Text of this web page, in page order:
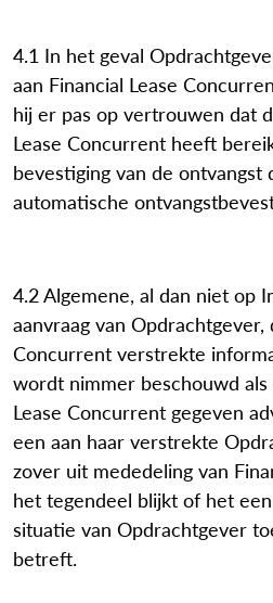
4.1 In het geval
aan Financial Lease
hij er pas op vertrouwen dat
Lease Concurrent heeft
bevestiging van de ontvangst
automatische
4.2 Algemene, al dan niet op
aanvraag van Opdrachtgever,
Concurrent verstrekte
wordt nimmer beschouwd als
Lease Concurrent gegeven
een aan haar verstrekte
zover uit mededeling van
het tegendeel blijkt of het
situatie van Opdrachtgever
betreft.